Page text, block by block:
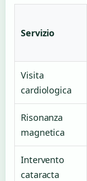
Servizio
Visita
cardiologica
Risonanza
magnetica
Intervento
cataracta